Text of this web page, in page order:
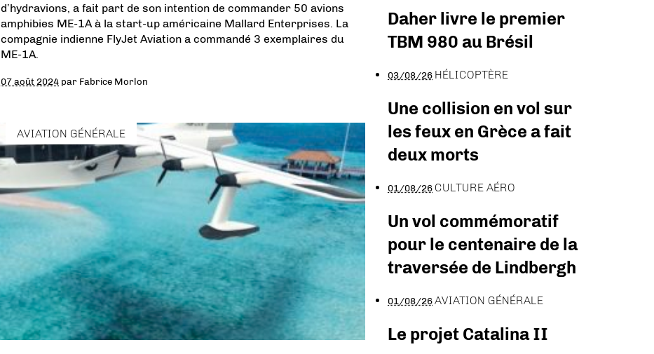
d’hydravions, a fait part de son intention de commander 50 avions
amphibies ME-1A à la start-up américaine Mallard Enterprises. La
compagnie indienne FlyJet Aviation a commandé 3 exemplaires du
ME-1A.
07 août 2024 par Fabrice Morlon
AVIATION GÉNÉRALE
Daher livre le premier
TBM 980 au Brésil
03/08/26 HÉLICOPTÈRE
Une collision en vol sur
les feux en Grèce a fait
deux morts
01/08/26 CULTURE AÉRO
Un vol commémoratif
pour le centenaire de la
traversée de Lindbergh
01/08/26AVIATION GÉNÉRALE
Le projet Catalina II